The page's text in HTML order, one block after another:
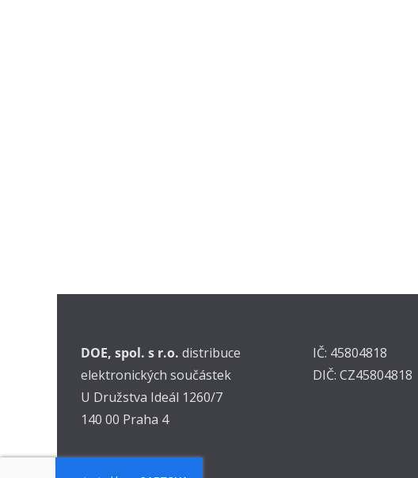
DOE, spol. s r.o. distribuce
elektronických součástek
U Družstva Ideál 1260/7
140 00 Praha 4
IČ: 45804818
DIČ: CZ45804818